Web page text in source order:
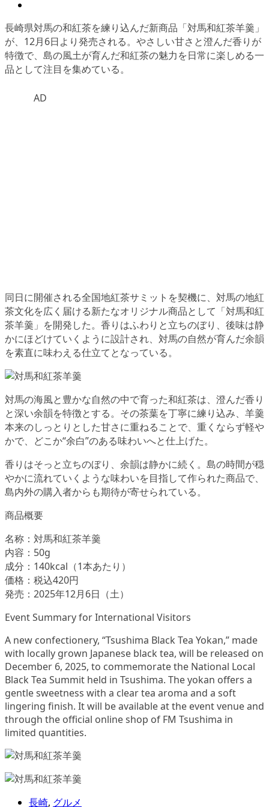
長崎県対馬の和紅茶を練り込んだ新商品「対馬和紅茶羊羹」
が、12月6日より発売される。やさしい甘さと澄んだ香りが
特徴で、島の風土が育んだ和紅茶の魅力を日常に楽しめる一
品として注目を集めている。
AD
同日に開催される全国地紅茶サミットを契機に、対馬の地紅
茶文化を広く届ける新たなオリジナル商品として「対馬和紅
茶羊羹」を開発した。香りはふわりと立ちのぼり、後味は静
かにほどけていくように設計され、対馬の自然が育んだ余韻
を素直に味わえる仕立てとなっている。
対馬の海風と豊かな自然の中で育った和紅茶は、澄んだ香り
と深い余韻を特徴とする。その茶葉を丁寧に練り込み、羊羹
本来のしっとりとした甘さに重ねることで、重くならず軽や
かで、どこか“余白”のある味わいへと仕上げた。
香りはそっと立ちのぼり、余韻は静かに続く。島の時間が穏
やかに流れていくような味わいを目指して作られた商品で、
島内外の購入者からも期待が寄せられている。
商品概要
名称：対馬和紅茶羊羹
内容：50g
成分：140kcal（1本あたり）
価格：税込420円
発売：2025年12月6日（土）
Event Summary for International Visitors
A new confectionery, “Tsushima Black Tea Yokan,” made
with locally grown Japanese black tea, will be released on
December 6, 2025, to commemorate the National Local
Black Tea Summit held in Tsushima. The yokan offers a
gentle sweetness with a clear tea aroma and a soft
lingering finish. It will be available at the event venue and
through the official online shop of FM Tsushima in
limited quantities.
長崎, グルメ